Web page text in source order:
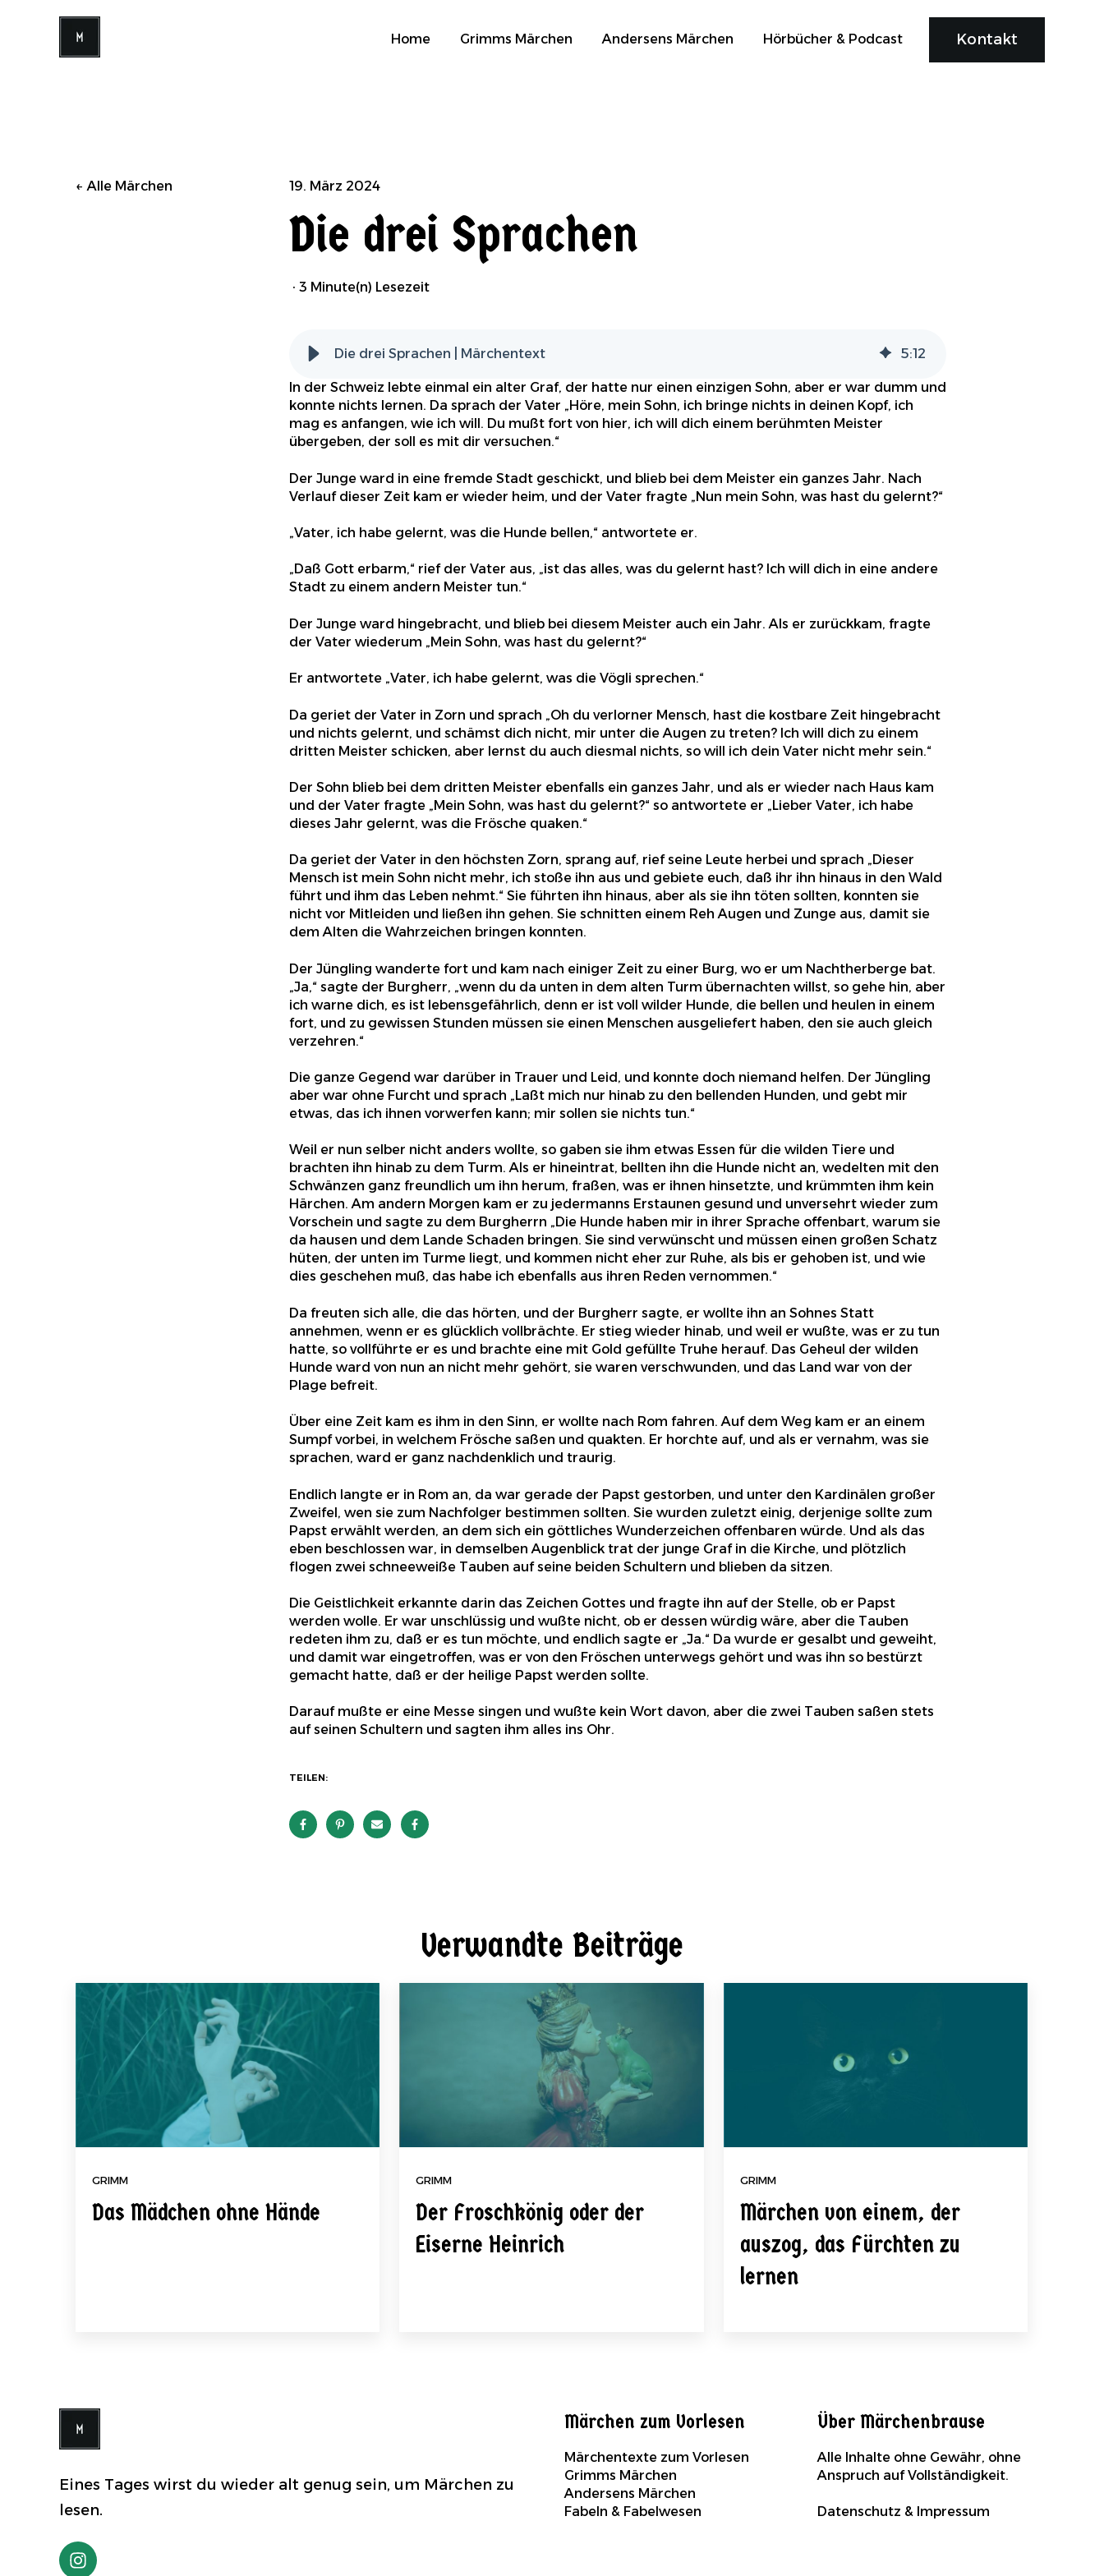
Home Grimms Märchen Andersens Märchen Hörbücher & Podcast Kontakt
Alle Märchen 19. März 2024
Die drei Sprachen
· 3 Minute(n) Lesezeit
Die drei Sprachen | Märchentext 5:12
In der Schweiz lebte einmal ein alter Graf, der hatte nur einen einzigen Sohn, aber er war dumm und
konnte nichts lernen. Da sprach der Vater „Höre, mein Sohn, ich bringe nichts in deinen Kopf, ich
mag es anfangen, wie ich will. Du mußt fort von hier, ich will dich einem berühmten Meister
übergeben, der soll es mit dir versuchen.“
Der Junge ward in eine fremde Stadt geschickt, und blieb bei dem Meister ein ganzes Jahr. Nach
Verlauf dieser Zeit kam er wieder heim, und der Vater fragte „Nun mein Sohn, was hast du gelernt?“
„Vater, ich habe gelernt, was die Hunde bellen,“ antwortete er.
„Daß Gott erbarm,“ rief der Vater aus, „ist das alles, was du gelernt hast? Ich will dich in eine andere
Stadt zu einem andern Meister tun.“
Der Junge ward hingebracht, und blieb bei diesem Meister auch ein Jahr. Als er zurückkam, fragte
der Vater wiederum „Mein Sohn, was hast du gelernt?“
Er antwortete „Vater, ich habe gelernt, was die Vögli sprechen.“
Da geriet der Vater in Zorn und sprach „Oh du verlorner Mensch, hast die kostbare Zeit hingebracht
und nichts gelernt, und schämst dich nicht, mir unter die Augen zu treten? Ich will dich zu einem
dritten Meister schicken, aber lernst du auch diesmal nichts, so will ich dein Vater nicht mehr sein.“
Der Sohn blieb bei dem dritten Meister ebenfalls ein ganzes Jahr, und als er wieder nach Haus kam
und der Vater fragte „Mein Sohn, was hast du gelernt?“ so antwortete er „Lieber Vater, ich habe
dieses Jahr gelernt, was die Frösche quaken.“
Da geriet der Vater in den höchsten Zorn, sprang auf, rief seine Leute herbei und sprach „Dieser
Mensch ist mein Sohn nicht mehr, ich stoße ihn aus und gebiete euch, daß ihr ihn hinaus in den Wald
führt und ihm das Leben nehmt.“ Sie führten ihn hinaus, aber als sie ihn töten sollten, konnten sie
nicht vor Mitleiden und ließen ihn gehen. Sie schnitten einem Reh Augen und Zunge aus, damit sie
dem Alten die Wahrzeichen bringen konnten.
Der Jüngling wanderte fort und kam nach einiger Zeit zu einer Burg, wo er um Nachtherberge bat.
„Ja,“ sagte der Burgherr, „wenn du da unten in dem alten Turm übernachten willst, so gehe hin, aber
ich warne dich, es ist lebensgefährlich, denn er ist voll wilder Hunde, die bellen und heulen in einem
fort, und zu gewissen Stunden müssen sie einen Menschen ausgeliefert haben, den sie auch gleich
verzehren.“
Die ganze Gegend war darüber in Trauer und Leid, und konnte doch niemand helfen. Der Jüngling
aber war ohne Furcht und sprach „Laßt mich nur hinab zu den bellenden Hunden, und gebt mir
etwas, das ich ihnen vorwerfen kann; mir sollen sie nichts tun.“
Weil er nun selber nicht anders wollte, so gaben sie ihm etwas Essen für die wilden Tiere und
brachten ihn hinab zu dem Turm. Als er hineintrat, bellten ihn die Hunde nicht an, wedelten mit den
Schwänzen ganz freundlich um ihn herum, fraßen, was er ihnen hinsetzte, und krümmten ihm kein
Härchen. Am andern Morgen kam er zu jedermanns Erstaunen gesund und unversehrt wieder zum
Vorschein und sagte zu dem Burgherrn „Die Hunde haben mir in ihrer Sprache offenbart, warum sie
da hausen und dem Lande Schaden bringen. Sie sind verwünscht und müssen einen großen Schatz
hüten, der unten im Turme liegt, und kommen nicht eher zur Ruhe, als bis er gehoben ist, und wie
dies geschehen muß, das habe ich ebenfalls aus ihren Reden vernommen.“
Da freuten sich alle, die das hörten, und der Burgherr sagte, er wollte ihn an Sohnes Statt
annehmen, wenn er es glücklich vollbrächte. Er stieg wieder hinab, und weil er wußte, was er zu tun
hatte, so vollführte er es und brachte eine mit Gold gefüllte Truhe herauf. Das Geheul der wilden
Hunde ward von nun an nicht mehr gehört, sie waren verschwunden, und das Land war von der
Plage befreit.
Über eine Zeit kam es ihm in den Sinn, er wollte nach Rom fahren. Auf dem Weg kam er an einem
Sumpf vorbei, in welchem Frösche saßen und quakten. Er horchte auf, und als er vernahm, was sie
sprachen, ward er ganz nachdenklich und traurig.
Endlich langte er in Rom an, da war gerade der Papst gestorben, und unter den Kardinälen großer
Zweifel, wen sie zum Nachfolger bestimmen sollten. Sie wurden zuletzt einig, derjenige sollte zum
Papst erwählt werden, an dem sich ein göttliches Wunderzeichen offenbaren würde. Und als das
eben beschlossen war, in demselben Augenblick trat der junge Graf in die Kirche, und plötzlich
flogen zwei schneeweiße Tauben auf seine beiden Schultern und blieben da sitzen.
Die Geistlichkeit erkannte darin das Zeichen Gottes und fragte ihn auf der Stelle, ob er Papst
werden wolle. Er war unschlüssig und wußte nicht, ob er dessen würdig wäre, aber die Tauben
redeten ihm zu, daß er es tun möchte, und endlich sagte er „Ja.“ Da wurde er gesalbt und geweiht,
und damit war eingetroffen, was er von den Fröschen unterwegs gehört und was ihn so bestürzt
gemacht hatte, daß er der heilige Papst werden sollte.
Darauf mußte er eine Messe singen und wußte kein Wort davon, aber die zwei Tauben saßen stets
auf seinen Schultern und sagten ihm alles ins Ohr.
TEILEN:
Verwandte Beiträge
GRIMM
Das Mädchen ohne Hände
GRIMM
Der Froschkönig oder der
Eiserne Heinrich
GRIMM
Märchen von einem, der
auszog, das Fürchten zu
lernen
Eines Tages wirst du wieder alt genug sein, um Märchen zu
lesen.
Märchen zum Vorlesen
Märchentexte zum Vorlesen
Grimms Märchen
Andersens Märchen
Fabeln & Fabelwesen
Über Märchenbrause
Alle Inhalte ohne Gewähr, ohne
Anspruch auf Vollständigkeit.
Datenschutz & Impressum